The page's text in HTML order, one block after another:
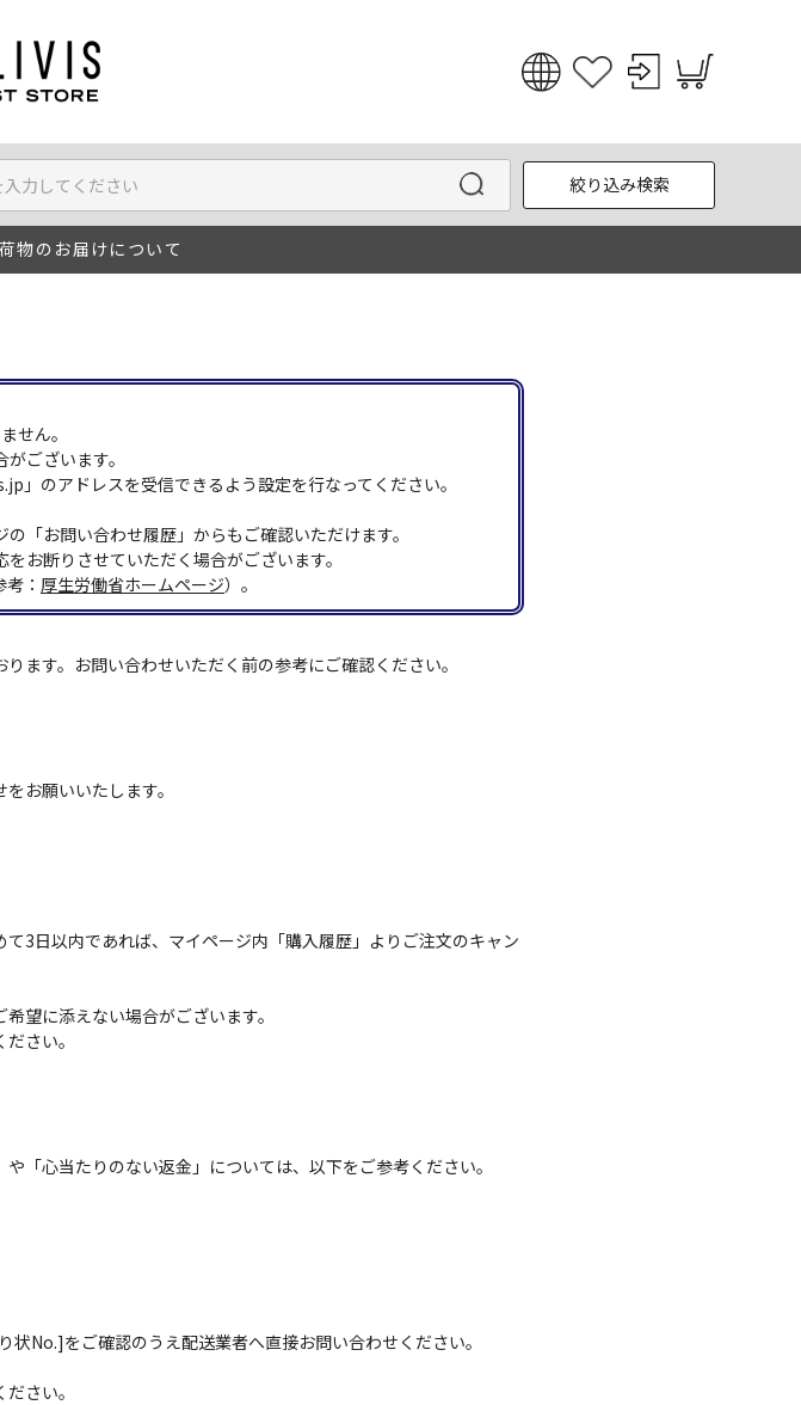
English
한국어
絞り込み検索
物のお届けについて
せん。
ございます。
のアドレスを受信できるよう設定を行なってください。
「お問い合わせ履歴」からもご確認いただけます。
お断りさせていただく場合がございます。
： 厚生労働省ホームページ）。
ります。お問い合わせいただく前の参考にご確認ください。
お願いいたします。
3日以内であれば、マイページ内「購入履歴」よりご注文のキャン
望に添えない場合がございます。
さい。
「心当たりのない返金」については、以下をご参考ください。
No.]をご確認のうえ配送業者へ直接お問い合わせください。
さい。